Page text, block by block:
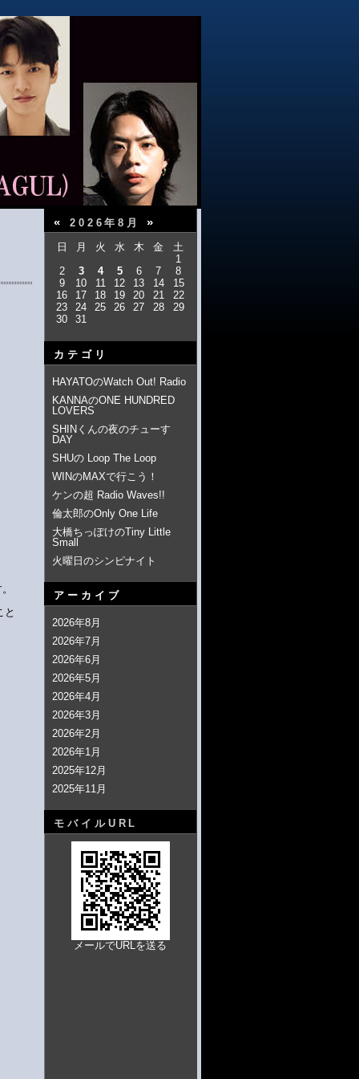
と
« 2026年8月 »
日 月 火 水 木 金
土
1
2
3 4 5 6 7
8
9
10 11 12 13 14
15
16
17 18 19 20 21
22
23
24 25 26 27 28
29
30
31
カテゴリ
HAYATOのWatch Out! Radio
KANNAのONE HUNDRED
LOVERS
SHINくんの夜のチューす
DAY
SHUの Loop The Loop
WINのMAXで行こう！
ケンの超 Radio Waves!!
倫太郎のOnly One Life
大橋ちっぽけのTiny Little
Small
火曜日のシンピナイト
アーカイブ
2026年8月
2026年7月
2026年6月
2026年5月
2026年4月
2026年3月
2026年2月
2026年1月
2025年12月
2025年11月
モバイルURL
メールでURLを送る